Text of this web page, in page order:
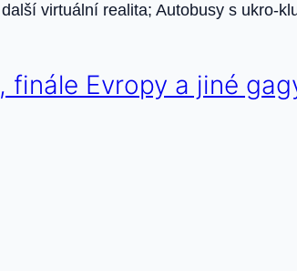
virtuální realita; Autobusy s ukro-
finále Evropy a jiné